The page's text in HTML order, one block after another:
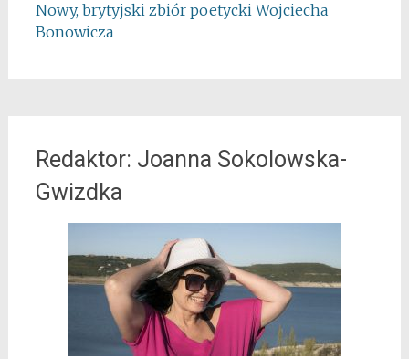
Nowy, brytyjski zbiór poetycki Wojciecha
Bonowicza
Redaktor: Joanna Sokolowska-
Gwizdka